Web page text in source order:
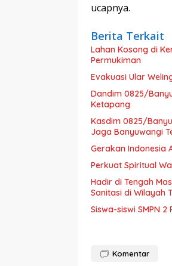
ucapnya.
Berita Terkait
Lahan Kosong di
Permukiman
Evakuasi Ular
Dandim 0825/
Ketapang
Kasdim 0825/
Jaga Banyuwangi
Gerakan Indonesia
Perkuat Spiritual
Hadir di Tengah
Sanitasi di Wilayah
Siswa-siswi SMPN
Komentar